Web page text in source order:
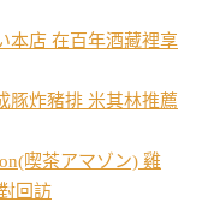
本店 在百年酒藏裡享
豚炸豬排 米其林推薦
喫茶アマゾン) 雞
回訪